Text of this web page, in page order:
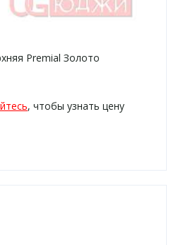
Premial Золото
, чтобы узнать цену